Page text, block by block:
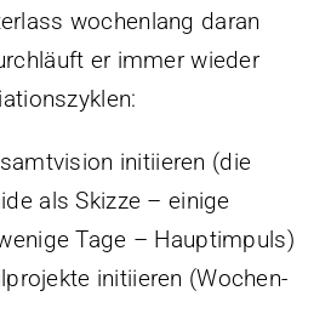
wochenlang daran
er immer wieder
initiieren (die
als Skizze – einige
Tage – Hauptimpuls)
initiieren (Wochen-